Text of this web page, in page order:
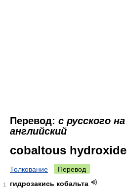
Перевод: с русского на
английский
cobaltous hydroxide
Толкование Перевод
1
гидрозакись кобальта